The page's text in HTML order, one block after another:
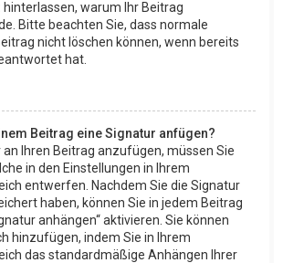
warum Ihr Beitrag
Bitte beachten Sie, dass normale
nicht löschen können, wenn bereits
hat.
Beitrag eine Signatur anfügen?
Ihren Beitrag anzufügen, müssen Sie
in den Einstellungen in Ihrem
entwerfen. Nachdem Sie die Signatur
haben, können Sie in jedem Beitrag
anhängen“ aktivieren. Sie können
hinzufügen, indem Sie in Ihrem
das standardmäßige Anhängen Ihrer